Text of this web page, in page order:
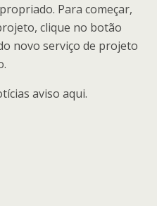
Para começar,
clique no botão
novo serviço de projeto
aviso aqui.